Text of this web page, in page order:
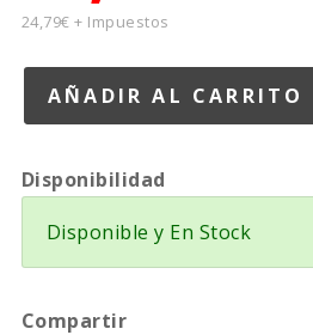
24,79€ + Impuestos
Disponibilidad
Disponible y En Stock
Compartir